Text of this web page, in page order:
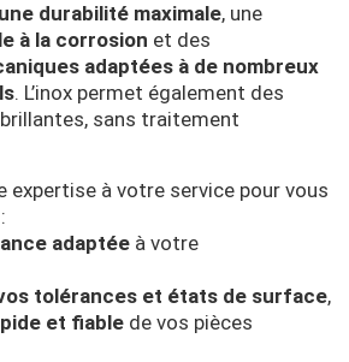
une durabilité maximale, une
à la corrosion et des
adaptées à de nombreux
. L’inox permet également des
sans traitement
expertise à votre service pour vous
adaptée à votre
tolérances et états de surface,
et fiable de vos pièces